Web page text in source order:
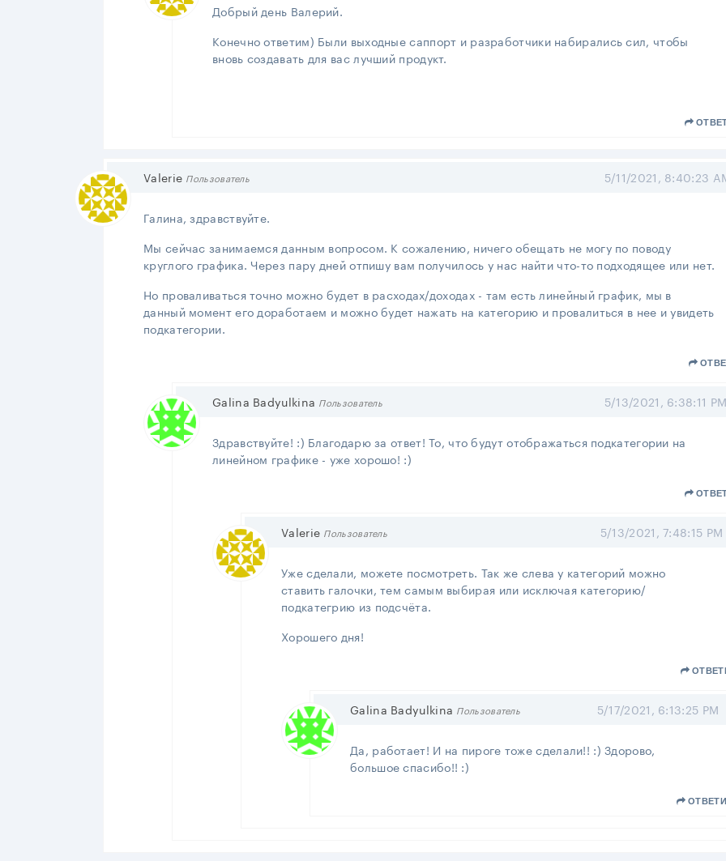
Добрый день Валерий.
Конечно ответим) Были выходные саппорт и разработчики набирались сил, чтобы
вновь создавать для вас лучший продукт.
Valerie Пользователь 5/11/2021, 8:40:23
Галина, здравствуйте.
Мы сейчас занимаемся данным вопросом. К сожалению, ничего обещать не могу по поводу
круглого графика. Через пару дней отпишу вам получилось у нас найти что-то подходящее или нет.
Но проваливаться точно можно будет в расходах/доходах - там есть линейный график, мы в
данный момент его доработаем и можно будет нажать на категорию и провалиться в нее и увидеть
подкатегории.
Galina Badyulkina Пользователь 5/13/2021, 6:38:11 PM
Здравствуйте! :) Благодарю за ответ! То, что будут отображаться подкатегории на
линейном графике - уже хорошо! :)
Valerie Пользователь 5/13/2021, 7:48:15 PM
Уже сделали, можете посмотреть. Так же слева у категорий можно
ставить галочки, тем самым выбирая или исключая категорию/
подкатегрию из подсчёта.
Хорошего дня!
Galina Badyulkina Пользователь 5/17/2021, 6:13:25 PM
Да, работает! И на пироге тоже сделали!! :) Здорово,
большое спасибо!! :)